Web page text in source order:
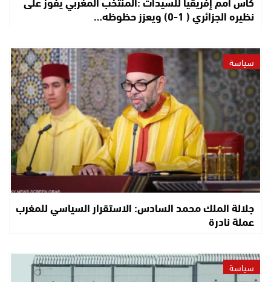
نظيره الجزائري ( 1-0) ويعزز حظوظه…
سياسة
جلالة الملك محمد السادس: الاستقرار السياسي للمغرب
عملة نادرة
سياسة